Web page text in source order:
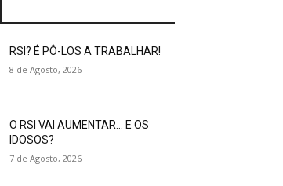
RSI? É PÔ-LOS A TRABALHAR!
8 de Agosto, 2026
O RSI VAI AUMENTAR… E OS
IDOSOS?
7 de Agosto, 2026